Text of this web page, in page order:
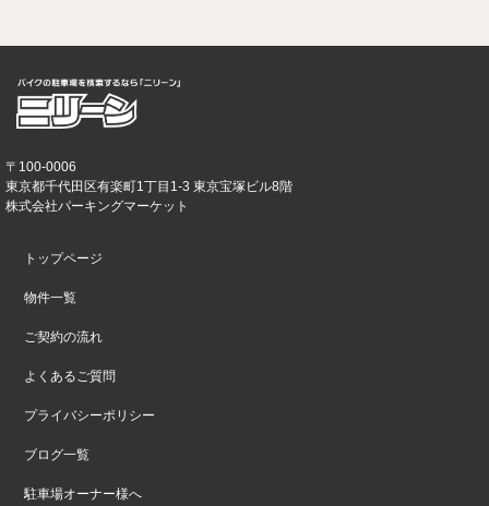
〒100-0006
東京都千代田区有楽町1丁目1-3 東京宝塚ビル8階
株式会社パーキングマーケット
トップページ
物件一覧
ご契約の流れ
よくあるご質問
プライバシーポリシー
ブログ一覧
駐車場オーナー様へ